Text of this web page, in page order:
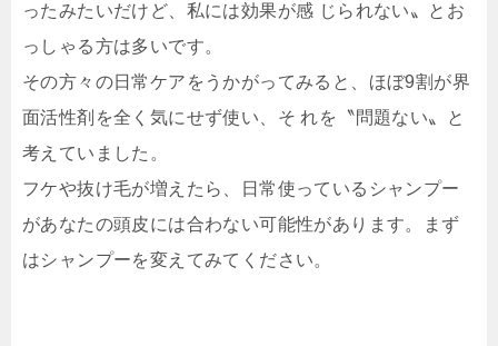
ったみたいだけど、私には効果が感 じられない〟とお
っしゃる方は多いです。
その方々の日常ケアをうかがってみると、ほぼ9割が界
面活性剤を全く気にせず使い、そ れを〝問題ない〟と
考えていました。
フケや抜け毛が増えたら、日常使っているシャンプー
があなたの頭皮には合わない可能性があります。まず
はシャンプーを変えてみてください。